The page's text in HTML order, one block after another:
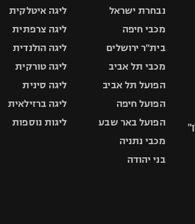
נבחרת ישראל
מכבי חיפה
בית"ר ירושלים
מכבי תל אביב
הפועל תל אביב
הפועל חיפה
הפועל באר שבע
מכבי נתניה
בני יהודה
ליגה איטלקית
ליגה צרפתית
ליגה הולנדית
ליגה טורקית
ליגה סינית
ליגה ברזילאית
ליגות נוספות